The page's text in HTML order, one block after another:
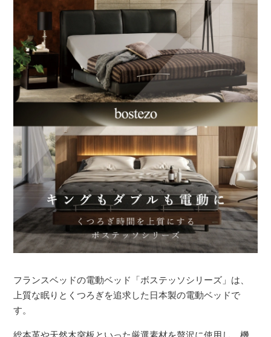
フランスベッドの電動ベッド「ボステッソシリーズ」は、
上質な眠りとくつろぎを追求した日本製の電動ベッドで
す。